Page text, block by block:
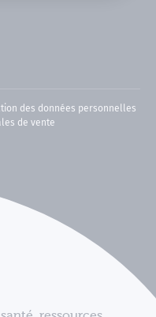
des données personnelles
de vente